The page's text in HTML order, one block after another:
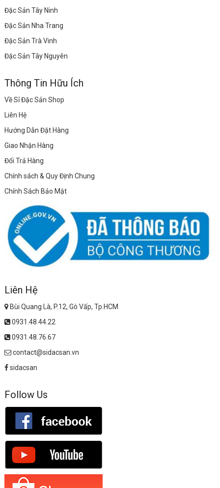
Đặc Sản Tây Ninh
Đặc Sản Nha Trang
Đặc Sản Trà Vinh
Đặc Sản Tây Nguyên
Thông Tin Hữu Ích
Về Sỉ Đặc Sản Shop
Liên Hệ
Hướng Dẫn Đặt Hàng
Giao Nhận Hàng
Đổi Trả Hàng
Chính sách & Quy Định Chung
Chính Sách Bảo Mật
Liên Hệ
Bùi Quang Là, P.12, Gò Vấp, Tp.HCM
0931.48.44.22
0931.48.76.67
contact@sidacsan.vn
sidacsan
Follow Us